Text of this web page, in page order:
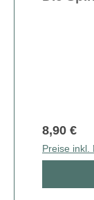
8,90 €
Preise inkl.